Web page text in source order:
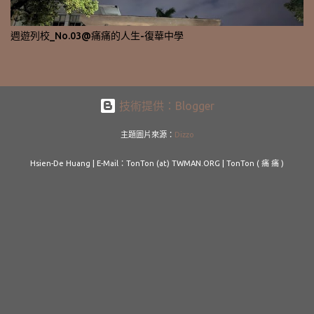
週遊列校_No.03@痛痛的人生-復華中學
技術提供：Blogger
主題圖片來源： Dizzo
Hsien-De Huang | E-Mail：TonTon (at) TWMAN.ORG | TonTon ( 痛 痛 )